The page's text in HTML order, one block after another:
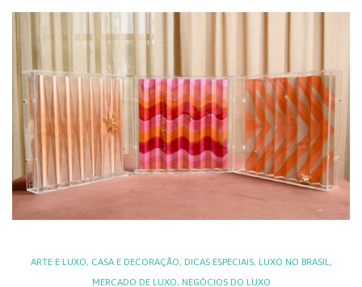
ARTE E LUXO, CASA E DECORAÇÃO, DICAS ESPECIAIS, LUXO NO BRASIL ,
MERCADO DE LUXO, NEGÓCIOS DO LUXO